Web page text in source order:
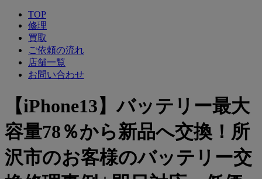
TOP
修理
買取
ご依頼の流れ
店舗一覧
お問い合わせ
【iPhone13】バッテリー最大
容量78％から新品へ交換！所
沢市のお客様のバッテリー交